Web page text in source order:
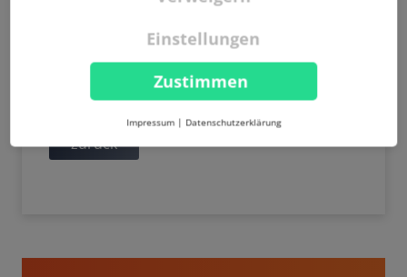
zurück
Zustimmen
Einstellungen
Impressum | Datenschutzerklärung